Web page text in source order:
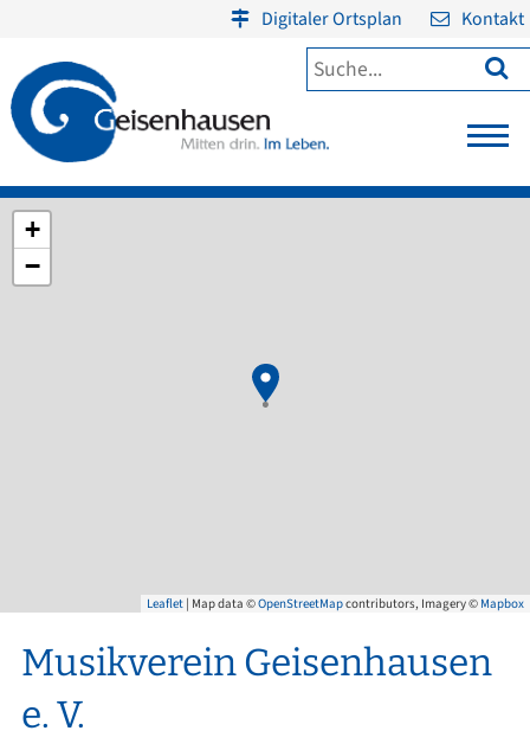
Digitaler Ortsplan Kontakt

+
−
Leaflet | Map data ©OpenStreetMapcontributors, Imagery © Mapbox
Musikverein Geisenhausen
e. V.